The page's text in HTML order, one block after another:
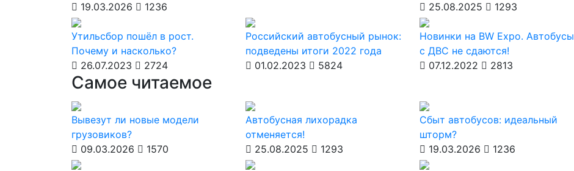
19.03.2026
1236
25.08.2025
1293
Утильсбор пошёл в рост.
Почему и насколько?
26.07.2023
2724
Российский автобусный рынок:
подведены итоги 2022 года
01.02.2023
5824
Новинки на BW Expo. Автобусы
с ДВС не сдаются!
07.12.2022
2813
Самое читаемое
Вывезут ли новые модели
грузовиков?
09.03.2026
1570
Автобусная лихорадка
отменяется!
25.08.2025
1293
Сбыт автобусов: идеальный
шторм?
19.03.2026
1236